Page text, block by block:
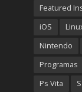
Featured
iOS
Nintendo
Programas
Ps Vita